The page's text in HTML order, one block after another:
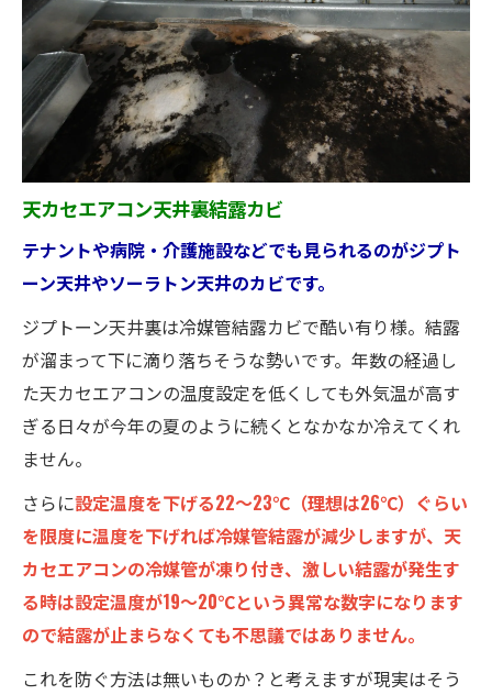
天カセエアコン天井裏結露カビ
テナントや病院・介護施設などでも見られるのがジプト
ーン天井やソーラトン天井のカビです。
ジプトーン天井裏は冷媒管結露カビで酷い有り様。結露
が溜まって下に滴り落ちそうな勢いです。年数の経過し
た天カセエアコンの温度設定を低くしても外気温が高す
ぎる日々が今年の夏のように続くとなかなか冷えてくれ
ません。
さらに設定温度を下げる22～23℃（理想は26℃）ぐらい
を限度に温度を下げれば冷媒管結露が減少しますが、天
カセエアコンの冷媒管が凍り付き、激しい結露が発生す
る時は設定温度が19～20℃という異常な数字になります
ので結露が止まらなくても不思議ではありません。
これを防ぐ方法は無いものか？と考えますが現実はそう